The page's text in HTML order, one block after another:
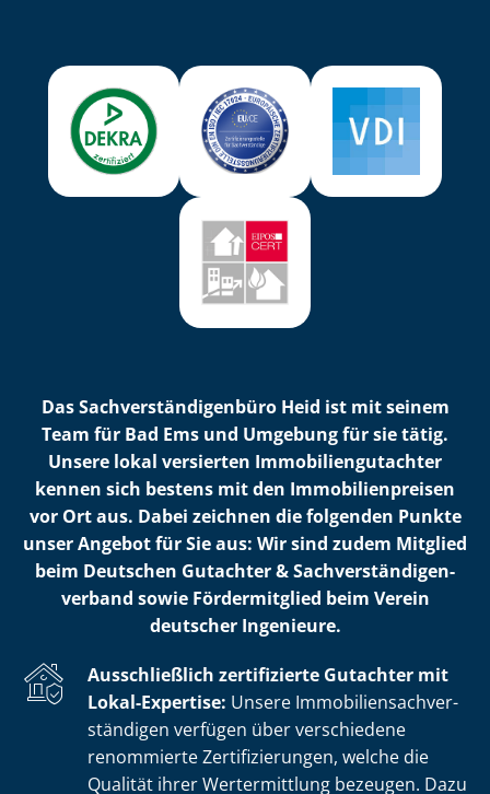
Das Sach­ver­stän­di­gen­bü­ro Heid ist mit seinem
Team für Bad Ems und Umgebung für sie tätig.
Unsere lokal versierten Im­mo­bi­li­en­gut­ach­ter
kennen sich bestens mit den Im­mo­bi­li­en­prei­sen
vor Ort aus. Dabei zeichnen die folgenden Punkte
unser Angebot für Sie aus: Wir sind zudem Mitglied
beim Deutschen Gutachter & Sach­ver­stän­di­gen­
ver­band sowie Fördermitglied beim Verein
deutscher Ingenieure.
Ausschließlich zertifizierte Gutachter mit
Lokal-Expertise: Unsere Im­mo­bi­li­en­sach­ver­
stän­di­gen verfügen über verschiedene
renommierte Zer­ti­fi­zie­run­gen, welche die
Qualität ihrer Wertermittlung bezeugen. Dazu